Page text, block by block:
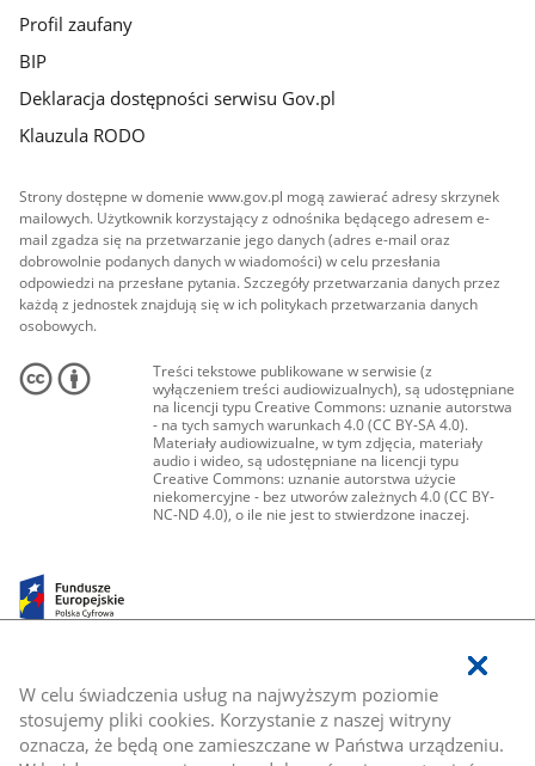
W celu świadczenia usług na najwyższym poziomie
stosujemy pliki cookies. Korzystanie z naszej witryny
oznacza, że będą one zamieszczane w Państwa urządzeniu.
Profil zaufany
BIP
Deklaracja dostępności serwisu Gov.pl
Klauzula RODO
Strony dostępne w domenie www.gov.pl mogą zawierać adresy skrzynek
mailowych. Użytkownik korzystający z odnośnika będącego adresem e-
mail zgadza się na przetwarzanie jego danych (adres e-mail oraz
dobrowolnie podanych danych w wiadomości) w celu przesłania
odpowiedzi na przesłane pytania. Szczegóły przetwarzania danych przez
każdą z jednostek znajdują się w ich politykach przetwarzania danych
osobowych.
Treści tekstowe publikowane w serwisie (z
wyłączeniem treści audiowizualnych), są udostępniane
na licencji typu Creative Commons: uznanie autorstwa
- na tych samych warunkach 4.0 (CC BY-SA 4.0).
Materiały audiowizualne, w tym zdjęcia, materiały
audio i wideo, są udostępniane na licencji typu
Creative Commons: uznanie autorstwa użycie
niekomercyjne - bez utworów zależnych 4.0 (CC BY-
NC-ND 4.0), o ile nie jest to stwierdzone inaczej.